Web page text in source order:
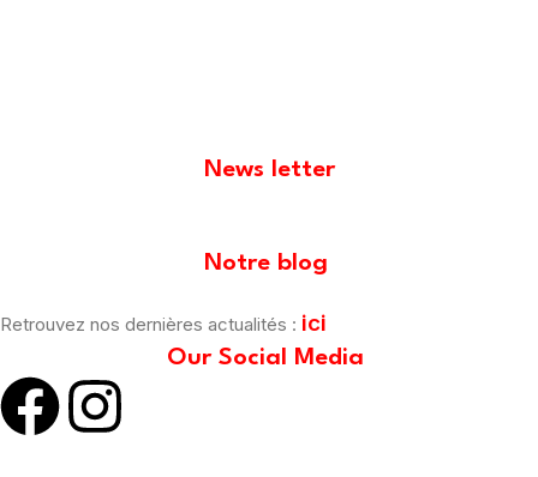
News letter
Notre blog
Retrouvez nos dernières actualités : ici
Our Social Media